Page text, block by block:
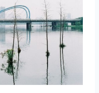
搜索